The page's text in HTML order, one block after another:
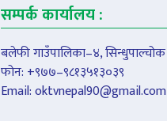
सम्पर्क कार्यालय :
बलेफी गाउँपालिका–४, सिन्धुपाल्चोक
फोन: +९७७–९८१३५१३०३९
Email:oktvnepal90@gmail.com